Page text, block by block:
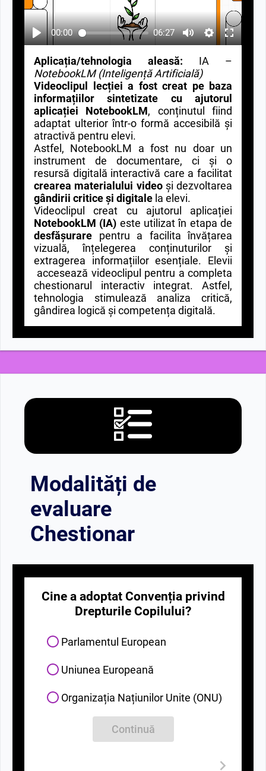
00:00 06:27
Aplicația/tehnologia aleasă: IA –
NotebookLM (Inteligență Artificială)
Videoclipul lecției a fost creat pe baza
informațiilor sintetizate cu ajutorul
aplicației NotebookLM, conținutul fiind
adaptat ulterior într-o formă accesibilă și
atractivă pentru elevi.
Astfel, NotebookLM a fost nu doar un
instrument de documentare, ci și o
resursă digitală interactivă care a facilitat
crearea materialului videoși dezvoltarea
gândirii critice și digitale la elevi.
Videoclipul creat cu ajutorul aplicației
NotebookLM (IA) este utilizat în etapa de
desfășurare pentru a facilita învățarea
vizuală, înțelegerea conținuturilor și
extragerea informațiilor esențiale. Elevii
accesează videoclipul pentru a completa
chestionarul interactiv integrat. Astfel,
tehnologia stimulează analiza critică,
gândirea logică și competența digitală.
Modalități de
evaluare
Chestionar
Cine a adoptat Convenția privind
Drepturile Copilului?
Parlamentul European
Uniunea Europeană
Organizația Națiunilor Unite (ONU)
Continuă